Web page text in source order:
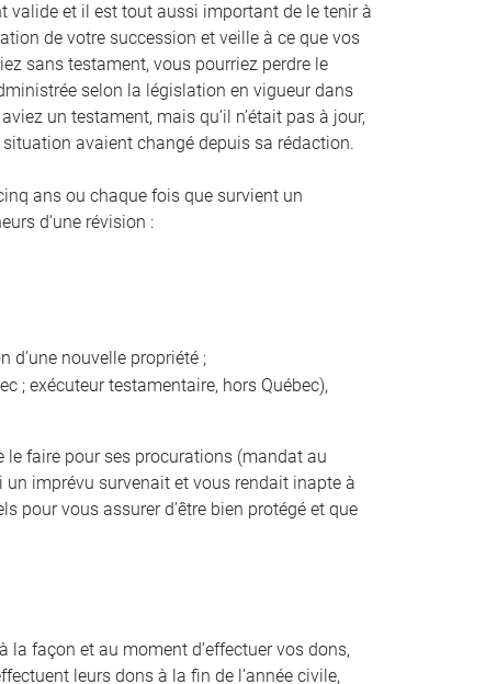
valide et il est tout aussi important de le tenir à
de votre succession et veille à ce que vos
sans testament, vous pourriez perdre le
selon la législation en vigueur dans
un testament, mais qu’il n’était pas à jour,
avaient changé depuis sa rédaction.
ans ou chaque fois que survient un
d’une révision :
nouvelle propriété ;
; exécuteur testamentaire, hors Québec),
faire pour ses procurations (mandat au
imprévu survenait et vous rendait inapte à
pour vous assurer d’être bien protégé et que
la façon et au moment d’effectuer vos dons,
leurs dons à la fin de l’année civile,